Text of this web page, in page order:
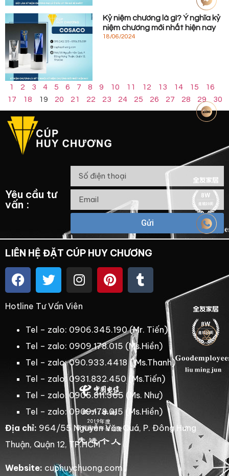
Kỷ niệm chương là gì? Ý nghĩa kỷ
niệm chương mới nhất hiện nay
18/06/2024
1 2 3 4 5 6 7 8 9 10 11 12 13 14 15
16
17
18 19 20 21 22 23 24 25 26 27 28 29 30
Yêu cầu tư
vấn :
Gửi
LIÊN HỆ ĐẶT CÚP HUY CHƯƠNG
Hotline Tư Vấn Viên
Tel – zalo: 0906.345.190 (Mr. Tiến)
Tel – zalo: 0909.178.015 (Ms.Hiền)
Tel – zalo: 090.933.4418 ( Ms.Thanh)
Tel – zalo: 0931.832.450 (Ms.Tiến)
Tel – zalo: 0906.811.365 (Ms. Như)
Tel – zalo: 0909.178.015 (Ms.Hiền)
Địa chỉ: 964/55 Nguyễn Văn Quá, P. Đông Hưng
Thuận, Quận 12, TP.HCM
Website: cuphuychuong.com